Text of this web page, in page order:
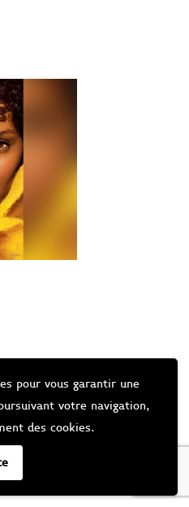
pour vous garantir une
votre navigation,
des cookies.